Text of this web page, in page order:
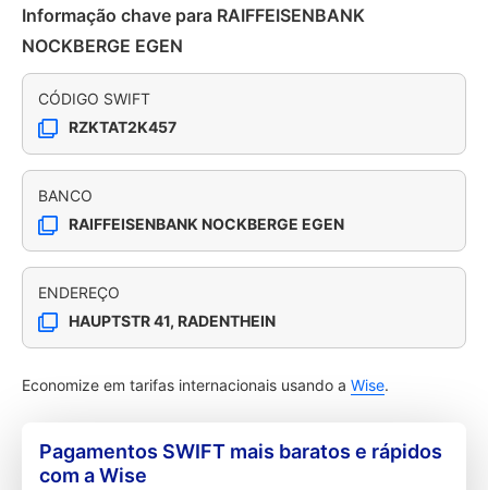
Informação chave para RAIFFEISENBANK
NOCKBERGE EGEN
CÓDIGO SWIFT
RZKTAT2K457
BANCO
RAIFFEISENBANK NOCKBERGE EGEN
ENDEREÇO
HAUPTSTR 41, RADENTHEIN
Economize em tarifas internacionais usando a Wise.
Pagamentos SWIFT mais baratos e rápidos
com a Wise